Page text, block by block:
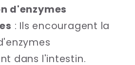
d'enzymes
: Ils encouragent la
dans l'intestin.